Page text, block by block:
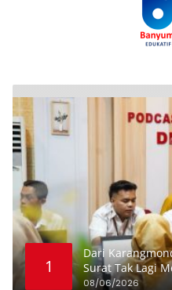
1
Dari
Surat Tak Lagi
08/06/2026